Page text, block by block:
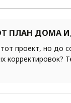
ПЛАН ДОМА
проект, но до
корректировок?